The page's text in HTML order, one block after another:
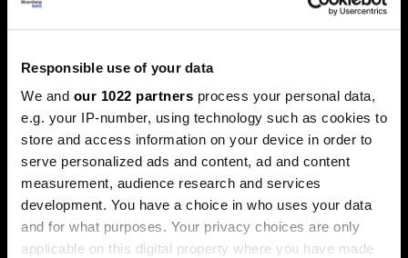
Responsible use of your data
We and our 1022 partners process your personal data,
e.g. your IP-number, using technology such as cookies to
store and access information on your device in order to
serve personalized ads and content, ad and content
measurement, audience research and services
development. You have a choice in who uses your data
and for what purposes. Your privacy choices are only
applicable on this digital property where you have made
Ljeto na burzama: Psihologija
ulagača kao najveći neprijatelj
Povijesni podaci pokazuju da su lipanj i srpanj mjeseci s
najmanjom volatilnošću na burzama.